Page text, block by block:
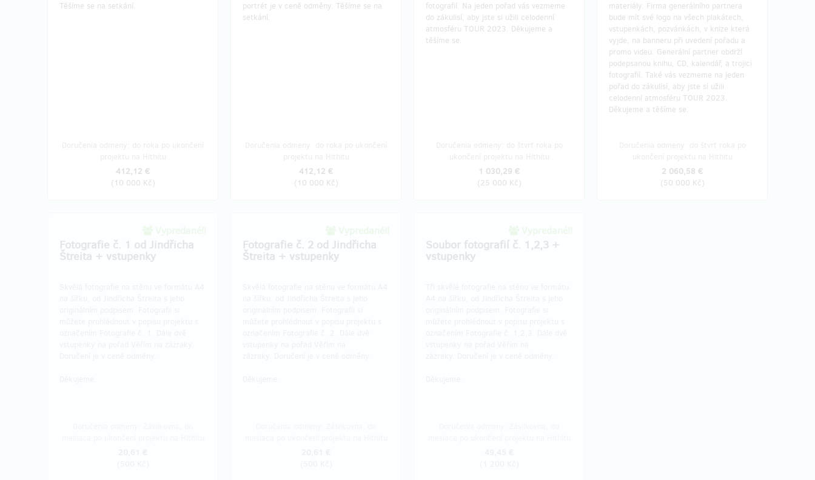
Těšíme se na setkání.
412,12 €
(10 000 Kč)
portrét je v ceně odměny. Těšíme se na
setkání.
412,12 €
(10 000 Kč)
fotografií. Na jeden pořad vás vezmeme
do zákulisí, aby jste si užili celodenní
atmosféru TOUR 2023. Děkujeme a
těšíme se.
1 030,29 €
(25 000 Kč)
materiály. Firma generálního partnera
bude mít své logo na všech plakátech,
vstupenkách, pozvánkách, v knize která
vyjde, na banneru při uvedení pořadu a
promo videu. Generální partner obdrží
podepsanou knihu, CD, kalendář, a trojici
fotografií. Také vás vezmeme na jeden
pořad do zákulisí, aby jste si užili
celodenní atmosféru TOUR 2023.
Děkujeme a těšíme se.
2 060,58 €
(50 000 Kč)
Fotografie č. 1 od Jindřicha
Štreita + vstupenky
Fotografie č. 2 od Jindřicha
Štreita + vstupenky
Soubor fotografií č. 1,2,3 +
vstupenky